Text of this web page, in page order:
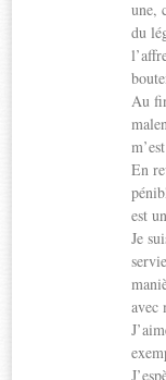
une,
du
Au
En
est
Je
avec